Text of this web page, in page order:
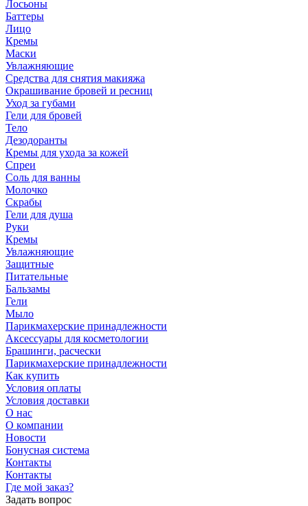
Лосьоны
Баттеры
Лицо
Кремы
Маски
Увлажняющие
Средства для снятия макияжа
Окрашивание бровей и ресниц
Уход за губами
Гели для бровей
Тело
Дезодоранты
Кремы для ухода за кожей
Спреи
Соль для ванны
Молочко
Скрабы
Гели для душа
Руки
Кремы
Увлажняющие
Защитные
Питательные
Бальзамы
Гели
Мыло
Парикмахерские принадлежности
Аксессуары для косметологии
Брашинги, расчески
Парикмахерские принадлежности
Как купить
Условия оплаты
Условия доставки
О нас
О компании
Новости
Бонусная система
Контакты
Контакты
Где мой заказ?
Задать вопрос